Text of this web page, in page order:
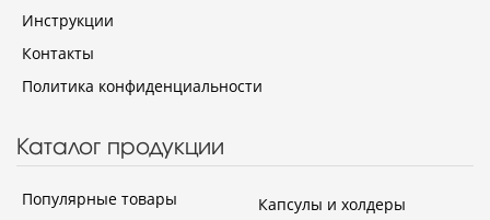
Инструкции
Контакты
Политика конфиденциальности
Каталог продукции
Популярные товары
Капсулы и холдеры